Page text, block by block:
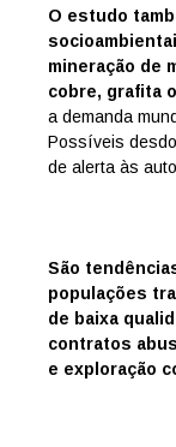
O estudo
mineração de
cobre, grafita
a demanda
Possíveis
de alerta às
São
populações
de baixa
contratos
e exploração